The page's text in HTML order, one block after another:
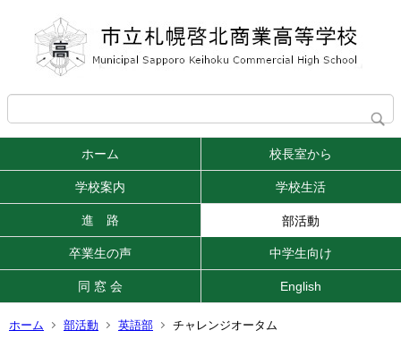
ホーム 校長室から
学校案内 学校生活
進 路 部活動
卒業生の声 中学生向け
同 窓 会 English
ホーム 部活動 英語部 チャレンジオータム